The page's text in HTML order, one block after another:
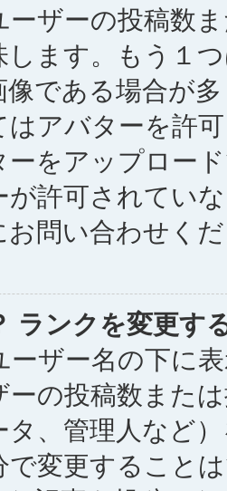
ーザーの投稿数
します。もう１
像である場合が
はアバターを許
ーをアップロー
が許可されてい
お問い合わせく
ランクを変更す
ーザー名の下に
ーの投稿数また
タ、管理人など
で変更すること